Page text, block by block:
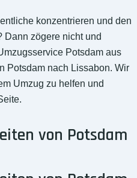
konzentrieren und den
Dann zögere nicht und
Potsdam aus
Potsdam nach Lissabon. Wir
Umzug zu helfen und
von Potsdam